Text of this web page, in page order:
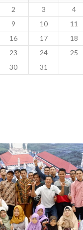
2 3 4
9 10 11
16 17 18
23 24 25
30
31